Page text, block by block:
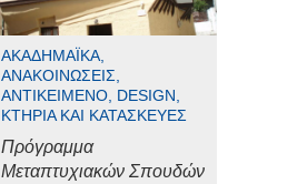
ΑΚΑΔΗΜΑΪΚΆ,
ΑΝΑΚΟΙΝΏΣΕΙΣ,
ΑΝΤΙΚΕΊΜΕΝΟ, DESIGN,
ΚΤΉΡΙΑ ΚΑΙ ΚΑΤΑΣΚΕΥΈΣ
Πρόγραμμα
Μεταπτυχιακών Σπουδών